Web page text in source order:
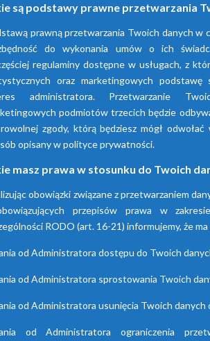
Model ciśnienie
EDD 602-04
16
EDD 604-4
zabudowany
16
SXD-10 16
są podstawy prawne przetwarzania
prawną przetwarzania Twoich danych w
do wykonania umów o ich
regulaminy dostępne w usługach, z
oraz marketingowych podstawę
administratora. Przetwarzanie
podmiotów trzecich będzie
zgody, którą będziesz mógł
opisany w polityce prywatności.
masz prawa w stosunku do Twoich
obowiązki związane z przetwarzaniem
przepisów prawa w
RODO (art. 16-21) informujemy, że
od Administratora dostępu do Twoich
od Administratora sprostowania Twoich
od Administratora usunięcia Twoich danych
od Administratora ograniczenia